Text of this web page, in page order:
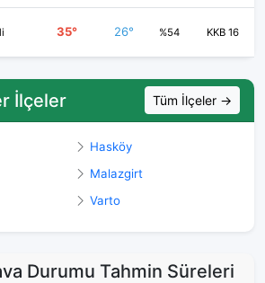
35° 26° %54 KKB 16
İlçeler Tüm İlçeler →
Hasköy
Malazgirt
Varto
Durumu Tahmin Süreleri